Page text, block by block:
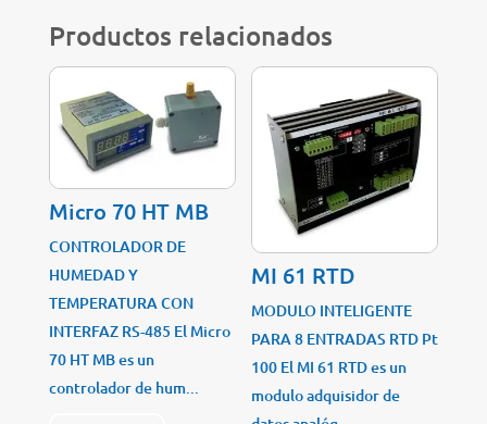
Productos relacionados
Micro 70 HT MB
CONTROLADOR DE
HUMEDAD Y
TEMPERATURA CON
INTERFAZ RS-485 El Micro
70 HT MB es un
controlador de hum...
MI 61 RTD
MODULO INTELIGENTE
PARA 8 ENTRADAS RTD Pt
100 El MI 61 RTD es un
modulo adquisidor de